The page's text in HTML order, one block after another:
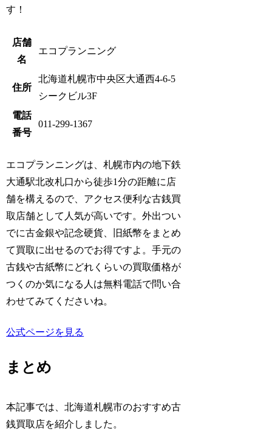
す！
店舗
名
エコプランニング
住所
北海道札幌市中央区大通西4-6-5
シークビル3F
電話
番号
011-299-1367
エコプランニングは、札幌市内の地下鉄
大通駅北改札口から徒歩1分の距離に店
舗を構えるので、アクセス便利な古銭買
取店舗として人気が高いです。外出つい
でに古金銀や記念硬貨、旧紙幣をまとめ
て買取に出せるのでお得ですよ。手元の
古銭や古紙幣にどれくらいの買取価格が
つくのか気になる人は無料電話で問い合
わせてみてくださいね。
公式ページを見る
まとめ
本記事では、北海道札幌市のおすすめ古
銭買取店を紹介しました。